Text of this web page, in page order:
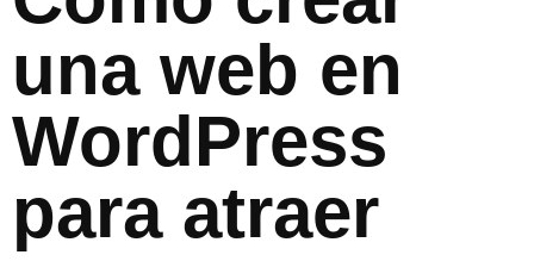
una web en
WordPress
para atraer